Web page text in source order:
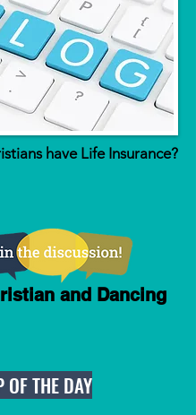
have Life Insurance?
and Dancing
OF THE DAY